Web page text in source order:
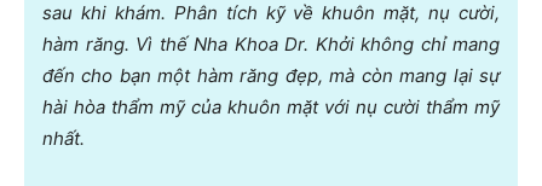
sau khi khám. Phân tích kỹ về khuôn mặt, nụ cười,
hàm răng. Vì thế Nha Khoa Dr. Khởi không chỉ mang
đến cho bạn một hàm răng đẹp, mà còn mang lại sự
hài hòa thẩm mỹ của khuôn mặt với nụ cười thẩm mỹ
nhất.